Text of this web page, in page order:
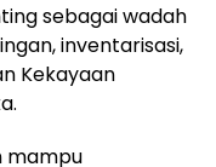
sebagai wadah
inventarisasi,
Kekayaan
mampu